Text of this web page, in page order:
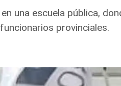
una escuela pública,
provinciales.